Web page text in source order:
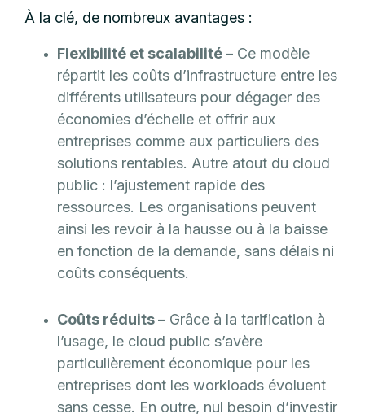
À la clé, de nombreux avantages :
Flexibilité et scalabilité – Ce modèle
répartit les coûts d’infrastructure entre les
différents utilisateurs pour dégager des
économies d’échelle et offrir aux
entreprises comme aux particuliers des
solutions rentables. Autre atout du cloud
public : l’ajustement rapide des
ressources. Les organisations peuvent
ainsi les revoir à la hausse ou à la baisse
en fonction de la demande, sans délais ni
coûts conséquents.
Coûts réduits – Grâce à la tarification à
l’usage, le cloud public s’avère
particulièrement économique pour les
entreprises dont les workloads évoluent
sans cesse. En outre, nul besoin d’investir